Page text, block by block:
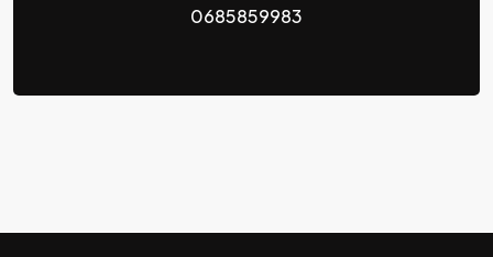
0685859983